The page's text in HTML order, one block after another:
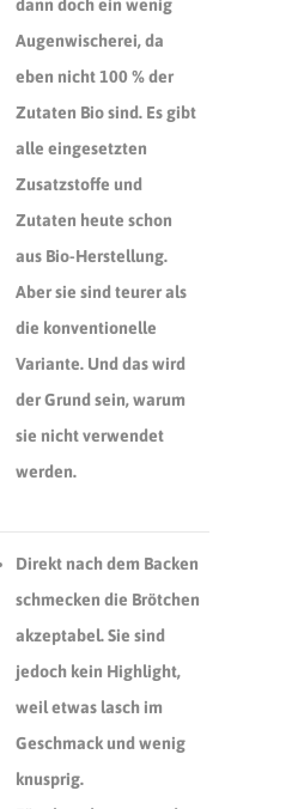
dann doch ein wenig
Augenwischerei, da
eben nicht 100 % der
Zutaten Bio sind. Es gibt
alle eingesetzten
Zusatzstoffe und
Zutaten heute schon
aus Bio-Herstellung.
Aber sie sind teurer als
die konventionelle
Variante. Und das wird
der Grund sein, warum
sie nicht verwendet
werden.
Direkt nach dem Backen
schmecken die Brötchen
akzeptabel. Sie sind
jedoch kein Highlight,
weil etwas lasch im
Geschmack und wenig
knusprig.